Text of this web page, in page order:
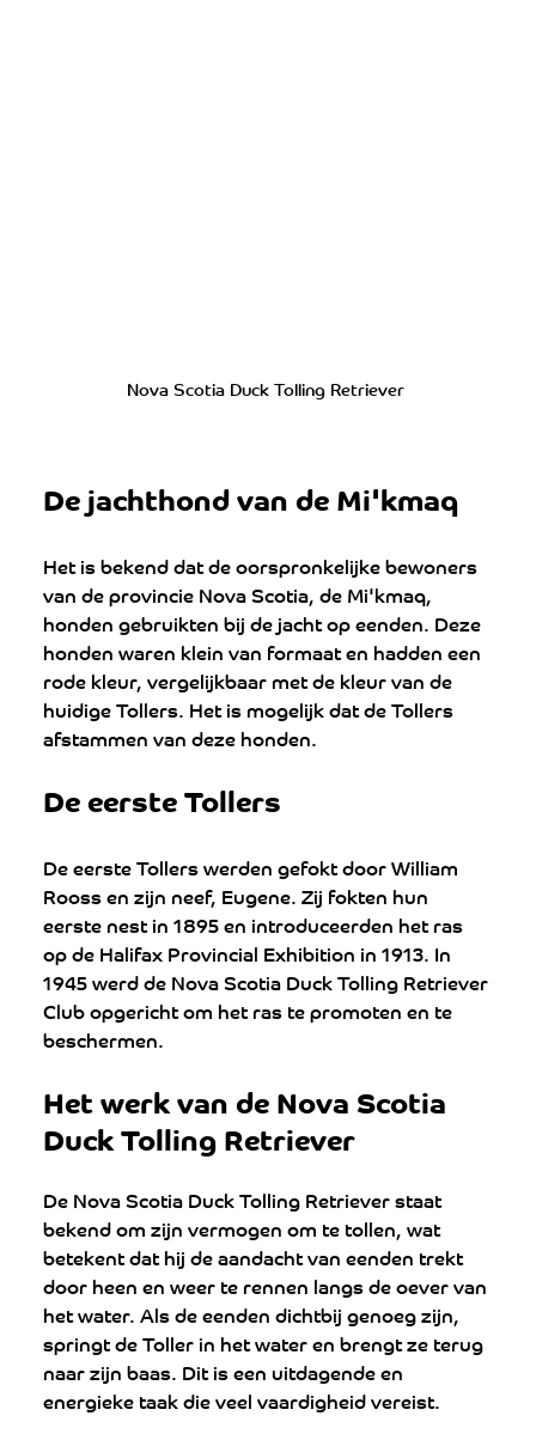
Nova Scotia Duck Tolling Retriever
De jachthond van de Mi'kmaq
Het is bekend dat de oorspronkelijke bewoners
van de provincie Nova Scotia, de Mi'kmaq,
honden gebruikten bij de jacht op eenden. Deze
honden waren klein van formaat en hadden een
rode kleur, vergelijkbaar met de kleur van de
huidige Tollers. Het is mogelijk dat de Tollers
afstammen van deze honden.
De eerste Tollers
De eerste Tollers werden gefokt door William
Rooss en zijn neef, Eugene. Zij fokten hun
eerste nest in 1895 en introduceerden het ras
op de Halifax Provincial Exhibition in 1913. In
1945 werd de Nova Scotia Duck Tolling Retriever
Club opgericht om het ras te promoten en te
beschermen.
Het werk van de Nova Scotia
Duck Tolling Retriever
De Nova Scotia Duck Tolling Retriever staat
bekend om zijn vermogen om te tollen, wat
betekent dat hij de aandacht van eenden trekt
door heen en weer te rennen langs de oever van
het water. Als de eenden dichtbij genoeg zijn,
springt de Toller in het water en brengt ze terug
naar zijn baas. Dit is een uitdagende en
energieke taak die veel vaardigheid vereist.